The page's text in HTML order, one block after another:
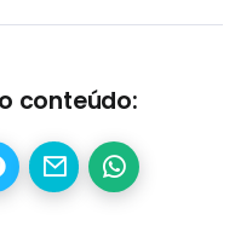
conteúdo: